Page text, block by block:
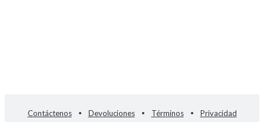
Contáctenos Devoluciones Términos Privacidad